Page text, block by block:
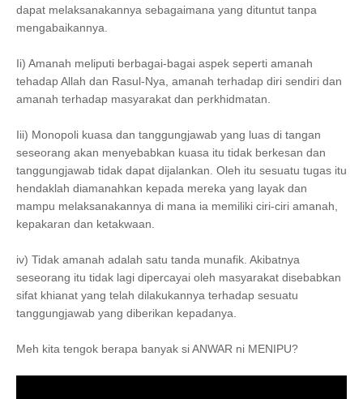
dapat melaksanakannya sebagaimana yang dituntut tanpa
mengabaikannya.
Ii) Amanah meliputi berbagai-bagai aspek seperti amanah
tehadap Allah dan Rasul-Nya, amanah terhadap diri sendiri dan
amanah terhadap masyarakat dan perkhidmatan.
Iii) Monopoli kuasa dan tanggungjawab yang luas di tangan
seseorang akan menyebabkan kuasa itu tidak berkesan dan
tanggungjawab tidak dapat dijalankan. Oleh itu sesuatu tugas itu
hendaklah diamanahkan kepada mereka yang layak dan
mampu melaksanakannya di mana ia memiliki ciri-ciri amanah,
kepakaran dan ketakwaan.
iv) Tidak amanah adalah satu tanda munafik. Akibatnya
seseorang itu tidak lagi dipercayai oleh masyarakat disebabkan
sifat khianat yang telah dilakukannya terhadap sesuatu
tanggungjawab yang diberikan kepadanya.
Meh kita tengok berapa banyak si ANWAR ni MENIPU?